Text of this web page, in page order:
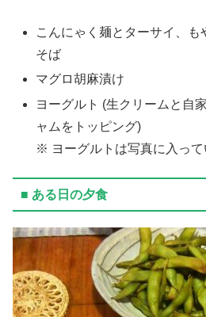
こんにゃく麺とターサイ、も
そば
マグロ胡麻漬け
ヨーグルト (生クリームと自
ャムをトッピング)
※ ヨーグルトは写真に入って
■ ある日の夕食